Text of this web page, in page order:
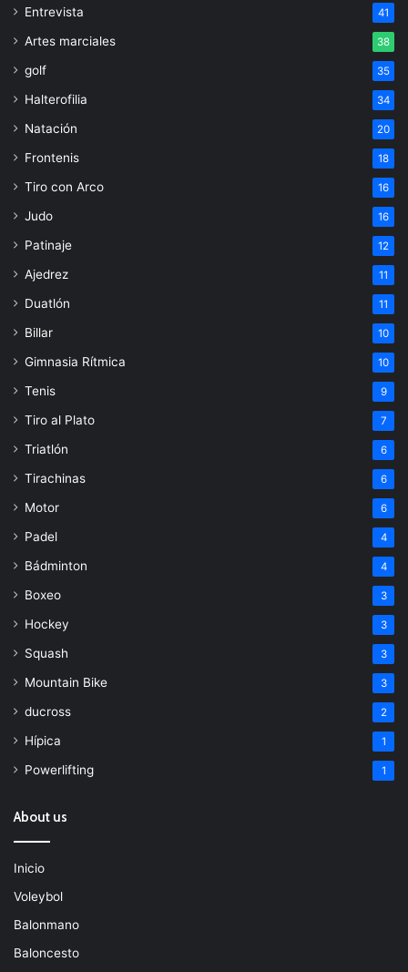
Entrevista 41
Artes marciales 38
golf 35
Halterofilia 34
Natación 20
Frontenis 18
Tiro con Arco 16
Judo 16
Patinaje 12
Ajedrez 11
Duatlón 11
Billar 10
Gimnasia Rítmica 10
Tenis 9
Tiro al Plato 7
Triatlón 6
Tirachinas 6
Motor 6
Padel 4
Bádminton 4
Boxeo 3
Hockey 3
Squash 3
Mountain Bike 3
ducross 2
Hípica 1
Powerlifting 1
About us
Inicio
Voleybol
Balonmano
Baloncesto